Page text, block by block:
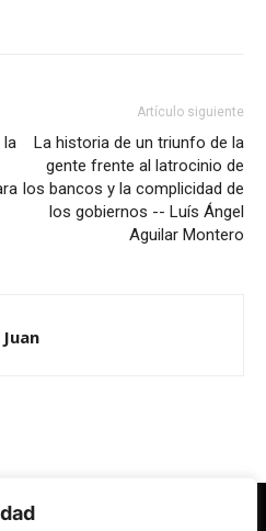
la
Artículo siguiente
La historia de un triunfo de la
gente frente al latrocinio de
los bancos y la complicidad de
los gobiernos -- Luís Ángel
Aguilar Montero
Juan